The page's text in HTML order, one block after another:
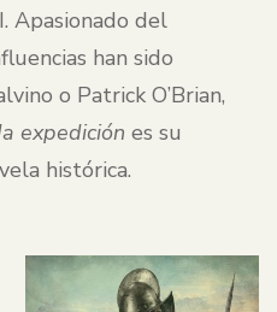
Apasionado del
han sido
o Patrick O’Brian,
expedición es su
histórica.